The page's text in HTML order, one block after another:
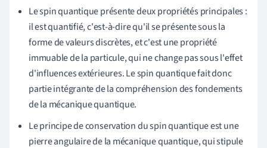
Le spin quantique présente deux propriétés principales :
il est quantifié, c'est-à-dire qu'il se présente sous la
forme de valeurs discrètes, et c'est une propriété
immuable de la particule, qui ne change pas sous l'effet
d'influences extérieures. Le spin quantique fait donc
partie intégrante de la compréhension des fondements
de la mécanique quantique.
Le principe de conservation du spin quantique est une
pierre angulaire de la mécanique quantique, qui stipule